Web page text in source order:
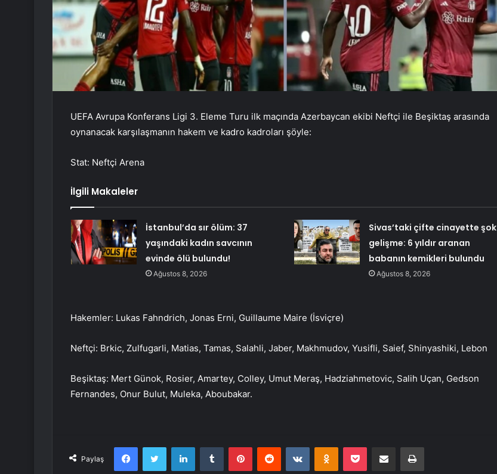
UEFA Avrupa Konferans Ligi 3. Eleme Turu ilk maçında Azerbaycan ekibi Neftçi ile Beşiktaş arasında
oynanacak karşılaşmanın hakem ve kadro kadroları şöyle:
Stat: Neftçi Arena
İlgili Makaleler
İstanbul’da sır ölüm: 37
yaşındaki kadın savcının
evinde ölü bulundu!
Ağustos 8, 2026
Sivas’taki çifte cinayette şok
gelişme: 6 yıldır aranan
babanın kemikleri bulundu
Ağustos 8, 2026
Hakemler: Lukas Fahndrich, Jonas Erni, Guillaume Maire (İsviçre)
Neftçi: Brkic, Zulfugarli, Matias, Tamas, Salahli, Jaber, Makhmudov, Yusifli, Saief, Shinyashiki, Lebon
Beşiktaş: Mert Günok, Rosier, Amartey, Colley, Umut Meraş, Hadziahmetovic, Salih Uçan, Gedson
Fernandes, Onur Bulut, Muleka, Aboubakar.
Paylaş
FacebookTwitter LinkedInTumblr PinterestReddit VKontakteOdnoklassniki
Pocket E-Posta ile paylaş Yazdır